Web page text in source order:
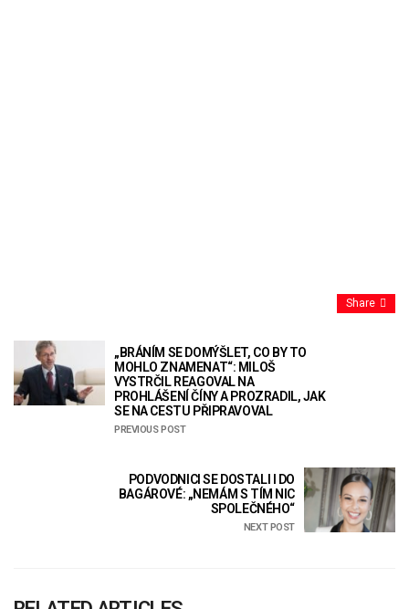
Share
„BRÁNÍM SE DOMÝŠLET, CO BY TO
MOHLO ZNAMENAT“: MILOŠ
VYSTRČIL REAGOVAL NA
PROHLÁŠENÍ ČÍNY A PROZRADIL, JAK
SE NA CESTU PŘIPRAVOVAL
PREVIOUS POST
PODVODNICI SE DOSTALI I DO
BAGÁROVÉ: „NEMÁM S TÍM NIC
SPOLEČNÉHO“
NEXT POST